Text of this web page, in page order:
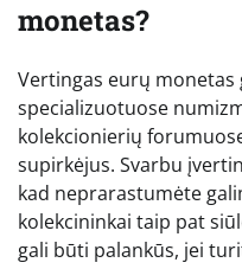
monetas?
Vertingas eurų
specializuotuose
kolekcionierių
supirkėjus. Svarbu
kad neprarastumėte
kolekcininkai taip pat
gali būti palankūs, jei